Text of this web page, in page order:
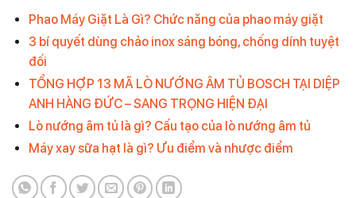
Phao Máy Giặt Là Gì? Chức năng của phao máy giặt
3 bí quyết dùng chảo inox sáng bóng, chống dính tuyệt
đối
TỔNG HỢP 13 MÃ LÒ NƯỚNG ÂM TỦ BOSCH TẠI DIỆP
ANH HÀNG ĐỨC – SANG TRỌNG HIỆN ĐẠI
Lò nướng âm tủ là gì? Cấu tạo của lò nướng âm tủ
Máy xay sữa hạt là gì? Ưu điểm và nhược điểm